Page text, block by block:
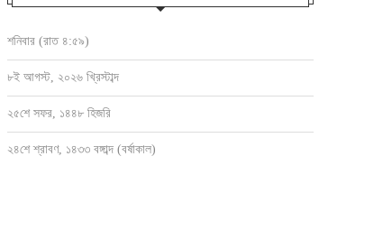
শনিবার (রাত ৪:৫৯)
৮ই আগস্ট, ২০২৬ খ্রিস্টাব্দ
২৫শে সফর, ১৪৪৮ হিজরি
২৪শে শ্রাবণ, ১৪৩৩ বঙ্গাব্দ (বর্ষাকাল)